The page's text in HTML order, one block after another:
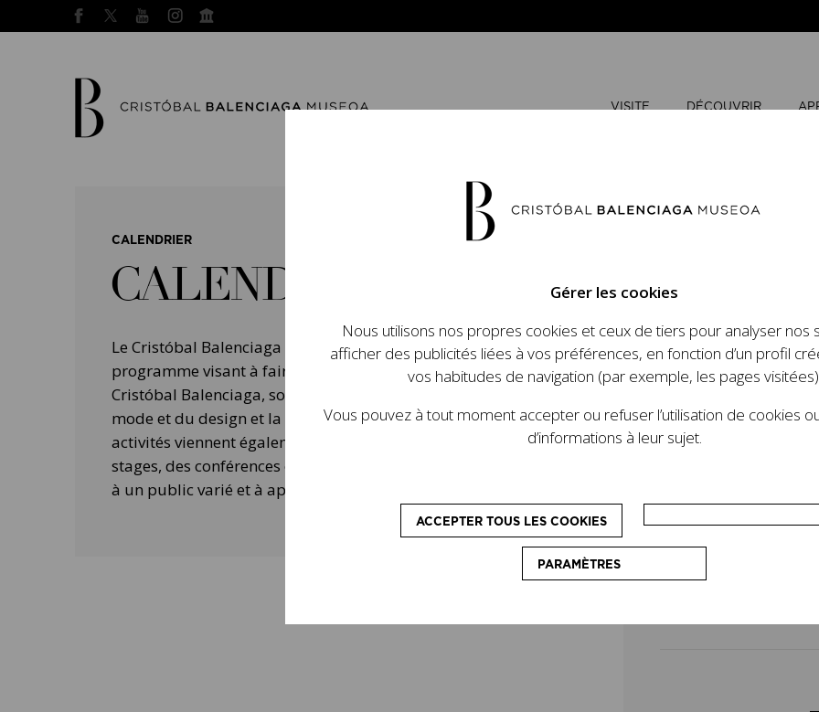
VISITE DÉCOUVRIR
CALENDRIER
CALENDRIER
Le Cristóbal Balenciaga Museoa a mis en place un ambitieux
programme visant à faire connaître la vie et le travail de
Cristóbal Balenciaga, son importance dans l'histoire de la
mode et du design et la contemporanéité de son legs. D’autres
activités viennent également compléter le programme : des
stages, des conférences ou des ateliers pédagogiques, destinés
à un public varié et à approfondir la vision du couturier.
4 5
18
Gérer les cookies
Nous utilisons nos propres cookies et ceux de tiers pour analyser nos
afficher des publicités liées à vos préférences, en fonction d’un profil
vos habitudes de navigation (par exemple, les pages
Vous pouvez à tout moment accepter ou refuser l’utilisation de cookies
d’informations à leur sujet.
ACCEPTER TOUS LES COOKIES
PARAMÈTRES